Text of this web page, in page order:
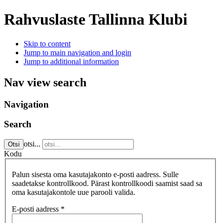
Rahvuslaste Tallinna Klubi
Skip to content
Jump to main navigation and login
Jump to additional information
Nav view search
Navigation
Search
Otsi otsi...
Kodu
Palun sisesta oma kasutajakonto e-posti aadress. Sulle
saadetakse kontrollkood. Pärast kontrollkoodi saamist saad sa
oma kasutajakontole uue parooli valida.
E-posti aadress *